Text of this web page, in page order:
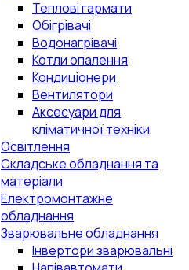
Теплові гармати
Обігрівачі
Водонагрівачі
Котли опалення
Кондиціонери
Вентилятори
Аксесуари для
кліматичної техніки
Освітлення
Складське обладнання та
матеріали
Електромонтажне
обладнання
Зварювальне обладнання
Інвертори зварювальні